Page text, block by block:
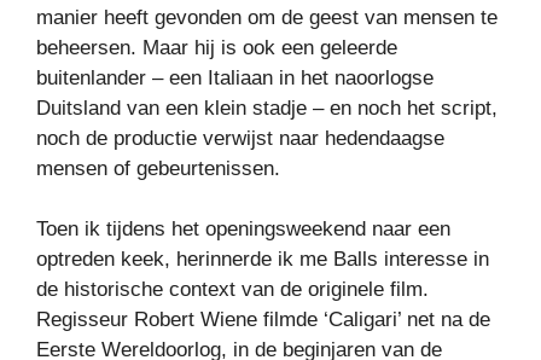
manier heeft gevonden om de geest van mensen te
beheersen. Maar hij is ook een geleerde
buitenlander – een Italiaan in het naoorlogse
Duitsland van een klein stadje – en noch het script,
noch de productie verwijst naar hedendaagse
mensen of gebeurtenissen.
Toen ik tijdens het openingsweekend naar een
optreden keek, herinnerde ik me Balls interesse in
de historische context van de originele film.
Regisseur Robert Wiene filmde ‘Caligari’ net na de
Eerste Wereldoorlog, in de beginjaren van de